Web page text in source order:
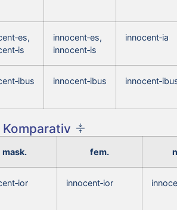
innocent‑es,
innocent‑is
innocent‑ia
innocent‑ibus
mask. fem.
innocent‑ior